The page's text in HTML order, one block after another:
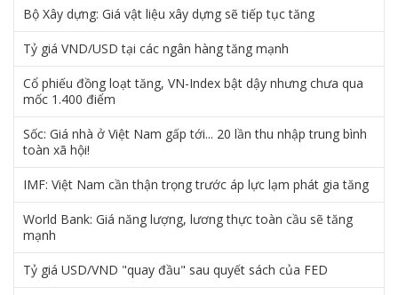
Bộ Xây dựng: Giá vật liệu xây dựng sẽ tiếp tục tăng
Tỷ giá VND/USD tại các ngân hàng tăng mạnh
Cổ phiếu đồng loạt tăng, VN-Index bật dậy nhưng chưa qua
mốc 1.400 điểm
Sốc: Giá nhà ở Việt Nam gấp tới... 20 lần thu nhập trung bình
toàn xã hội!
IMF: Việt Nam cần thận trọng trước áp lực lạm phát gia tăng
World Bank: Giá năng lượng, lương thực toàn cầu sẽ tăng
mạnh
Tỷ giá USD/VND "quay đầu" sau quyết sách của FED